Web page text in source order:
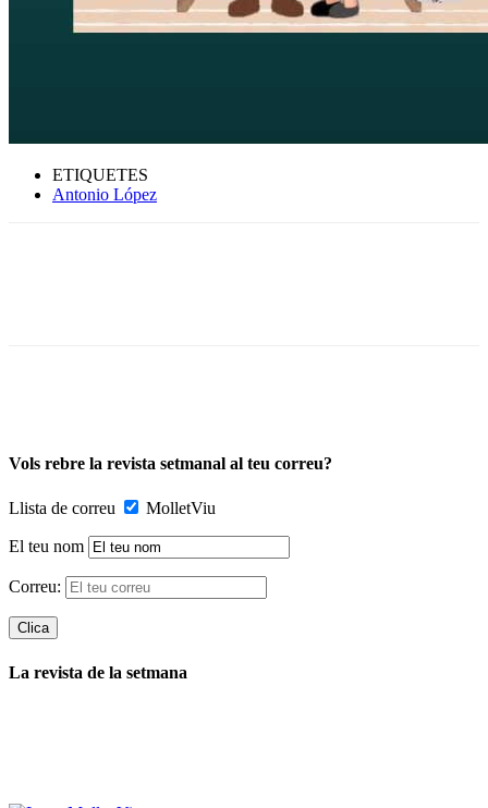
ETIQUETES
Antonio López
Vols rebre la revista setmanal al teu correu?
Llista de correu MolletViu
El teu nom
Correu:
La revista de la setmana